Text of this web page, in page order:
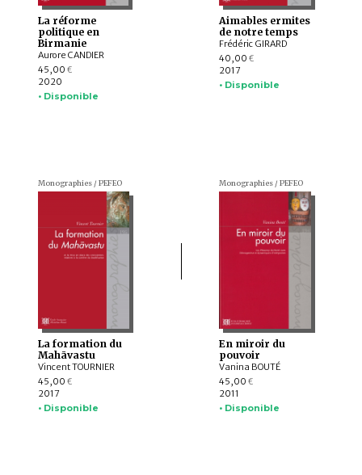
La réforme
politique en
Birmanie
Aurore CANDIER
45,00 €
2020
• Disponible
Aimables ermites
de notre temps
Frédéric GIRARD
40,00 €
2017
• Disponible
Monographies / PEFEO
La formation du
Mahāvastu
Vincent TOURNIER
45,00 €
2017
• Disponible
Monographies / PEFEO
En miroir du
pouvoir
Vanina BOUTÉ
45,00 €
2011
• Disponible